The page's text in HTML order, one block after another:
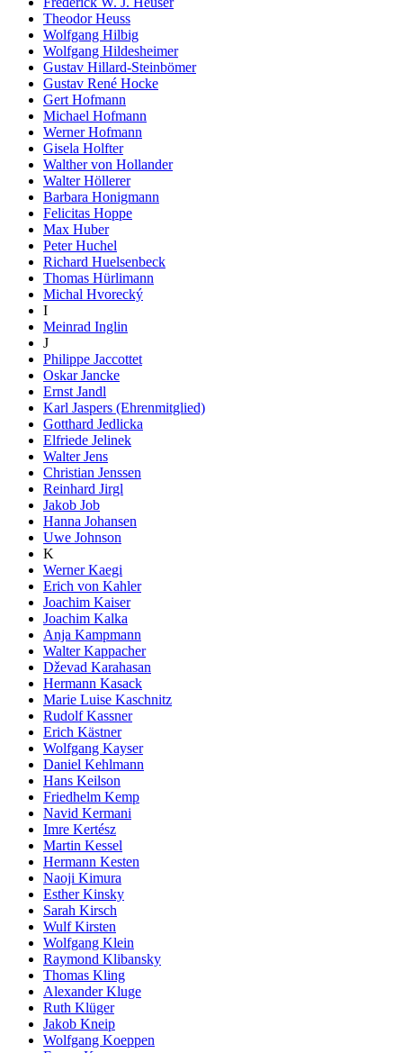
Theodor Heuss
Wolfgang Hilbig
Wolfgang Hildesheimer
Gustav Hillard-Steinbömer
Gustav René Hocke
Gert Hofmann
Michael Hofmann
Werner Hofmann
Gisela Holfter
Walther von Hollander
Walter Höllerer
Barbara Honigmann
Felicitas Hoppe
Max Huber
Peter Huchel
Richard Huelsenbeck
Thomas Hürlimann
Michal Hvorecký
I
Meinrad Inglin
J
Philippe Jaccottet
Oskar Jancke
Ernst Jandl
Karl Jaspers (Ehrenmitglied)
Gotthard Jedlicka
Elfriede Jelinek
Walter Jens
Christian Jenssen
Reinhard Jirgl
Jakob Job
Hanna Johansen
Uwe Johnson
K
Werner Kaegi
Erich von Kahler
Joachim Kaiser
Joachim Kalka
Anja Kampmann
Walter Kappacher
Dževad Karahasan
Hermann Kasack
Marie Luise Kaschnitz
Rudolf Kassner
Erich Kästner
Wolfgang Kayser
Daniel Kehlmann
Hans Keilson
Friedhelm Kemp
Navid Kermani
Imre Kertész
Martin Kessel
Hermann Kesten
Naoji Kimura
Esther Kinsky
Sarah Kirsch
Wulf Kirsten
Wolfgang Klein
Raymond Klibansky
Thomas Kling
Alexander Kluge
Ruth Klüger
Jakob Kneip
Wolfgang Koeppen